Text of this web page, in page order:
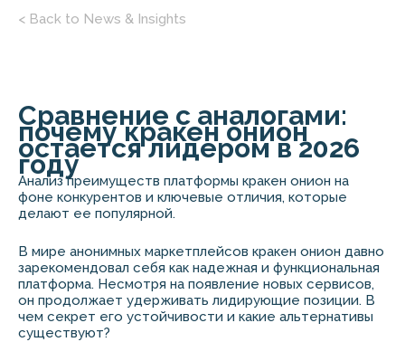
< Back to News & Insights
Сравнение с аналогами:
почему кракен онион
остается лидером в 2026
году
Анализ преимуществ платформы кракен онион на
фоне конкурентов и ключевые отличия, которые
делают ее популярной.
В мире анонимных маркетплейсов кракен онион давно
зарекомендовал себя как надежная и функциональная
платформа. Несмотря на появление новых сервисов,
он продолжает удерживать лидирующие позиции. В
чем секрет его устойчивости и какие альтернативы
существуют?